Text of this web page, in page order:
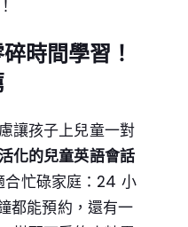
時間學習！
讓孩子上兒童一對
化的兒童英語會話
合忙碌家庭：24 小
都能預約，還有一